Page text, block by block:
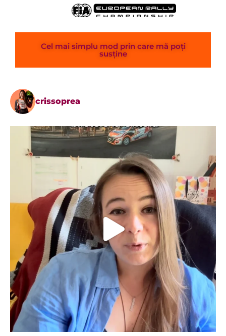
Cel mai simplu mod prin care mă poți
susține
crissoprea